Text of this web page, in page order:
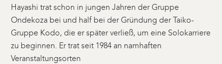
Hayashi trat schon in jungen Jahren der Gruppe
Ondekoza bei und half bei der Gründung der Taiko-
Gruppe Kodo, die er später verließ, um eine Solokarriere
zu beginnen. Er trat seit 1984 an namhaften
Veranstaltungsorten